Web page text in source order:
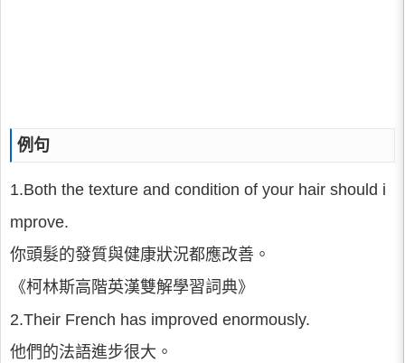
例句
1.Both the texture and condition of your hair should i
mprove.
你頭髮的發質與健康狀況都應改善。
《柯林斯高階英漢雙解學習詞典》
2.Their French has improved enormously.
他們的法語進步很大。